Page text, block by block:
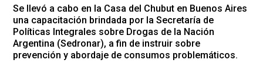
Se llevó a cabo en la Casa del Chubut en Buenos Aires
una capacitación brindada por la Secretaría de
Políticas Integrales sobre Drogas de la Nación
Argentina (Sedronar), a fin de instruir sobre
prevención y abordaje de consumos problemáticos.